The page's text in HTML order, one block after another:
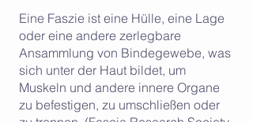
Eine Faszie ist eine Hülle, eine Lage
oder eine andere zerlegbare
Ansammlung von Bindegewebe, was
sich unter der Haut bildet, um
Muskeln und andere innere Organe
zu befestigen, zu umschließen oder